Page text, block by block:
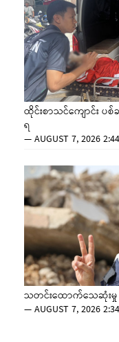
ထိုင်းစာသင်ကျောင်း ပ
ရ
—AUGUST 7, 2026
သတင်းထောက်သေဆုံးမှု
—AUGUST 7, 2026